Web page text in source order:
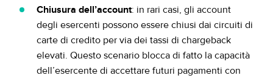
Chiusura dell’account: in rari casi, gli account
degli esercenti possono essere chiusi dai circuiti di
carte di credito per via dei tassi di chargeback
elevati. Questo scenario blocca di fatto la capacità
dell’esercente di accettare futuri pagamenti con